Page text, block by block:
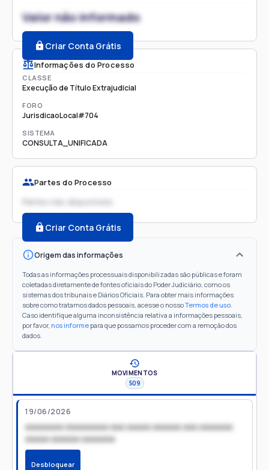
Valor não informado
Criar Conta Grátis
Informações do Processo
CLASSE
Execução de Título Extrajudicial
FORO
JurisdicaoLocal#704
SISTEMA
CONSULTA_UNIFICADA
Partes do Processo
Partes não disponíveis
Criar Conta Grátis
Origem das informações
Todas as informações processuais disponibilizadas são públicas e foram
coletadas diretamente de fontes oficiais do Poder Judiciário, como os
sistemas dos tribunais e Diários Oficiais. Para obter mais informações
sobre como tratamos dados pessoais, acesse o nossoTermos de uso.
Caso identifique alguma inconsistência relativa a informações pessoais,
por favor, nos informe para que possamos proceder com a remoção dos
dados.
MOVIMENTOS
509
19/06/2026
xxxxxxxx xxxxxxxxx xxx xxxxx xxxxxx xxx xxxxxxx
xxxxx xxxxxx xxxxxxx
Desbloquear